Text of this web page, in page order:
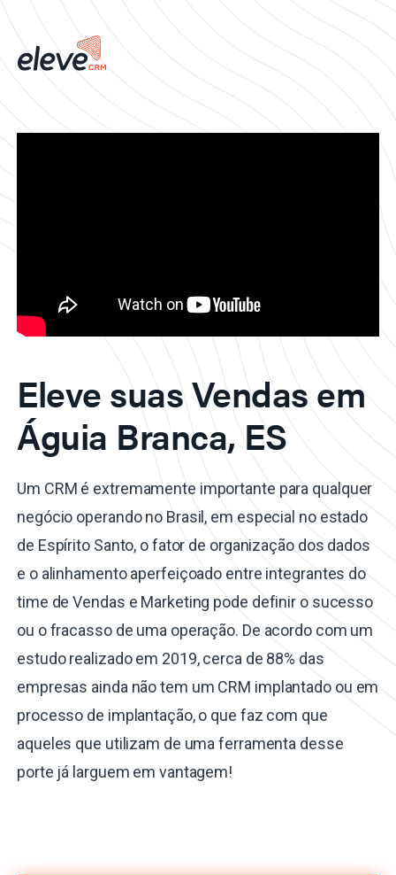
Eleve suas Vendas em
Águia Branca, ES
Um CRM é extremamente importante para qualquer
negócio operando no Brasil, em especial no estado
de Espírito Santo, o fator de organização dos dados
e o alinhamento aperfeiçoado entre integrantes do
time de Vendas e Marketing pode definir o sucesso
ou o fracasso de uma operação. De acordo com um
estudo realizado em 2019, cerca de 88% das
empresas ainda não tem um CRM implantado ou em
processo de implantação, o que faz com que
aqueles que utilizam de uma ferramenta desse
porte já larguem em vantagem!